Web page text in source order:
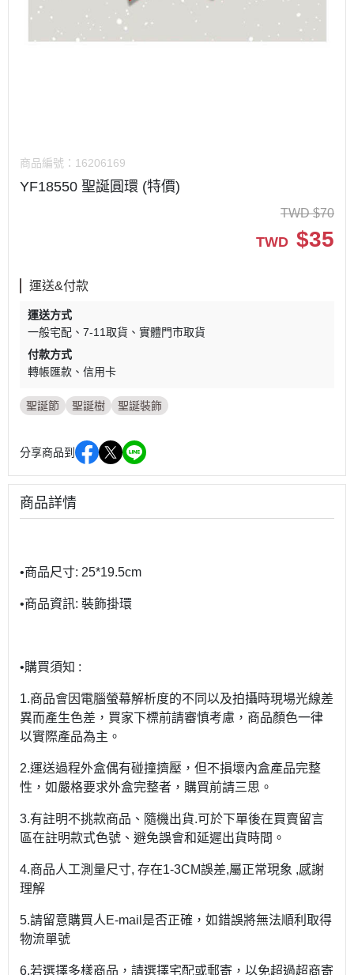
商品編號： 16206169
YF18550 聖誕圓環 (特價)
TWD $70
TWD $35
運送&付款
運送方式
一般宅配
7-11取貨
實體門市取貨
付款方式
轉帳匯款
信用卡
聖誕節 聖誕樹 聖誕裝飾
分享商品到
商品詳情
•商品尺寸: 25*19.5cm
•商品資訊: 裝飾掛環
•購買須知 :
1.商品會因電腦螢幕解析度的不同以及拍攝時現場光線差
異而產生色差，買家下標前請審慎考慮，商品顏色一律
以實際產品為主。
2.運送過程外盒偶有碰撞擠壓，但不損壞內盒產品完整
性，如嚴格要求外盒完整者，購買前請三思。
3.有註明不挑款商品、隨機出貨.可於下單後在買賣留言
區在註明款式色號、避免誤會和延遲出貨時間。
4.商品人工測量尺寸, 存在1-3CM誤差,屬正常現象 ,感謝
理解
5.請留意購買人E-mail是否正確，如錯誤將無法順利取得
物流單號
6.若選擇多樣商品，請選擇宅配或郵寄，以免超過超商寄